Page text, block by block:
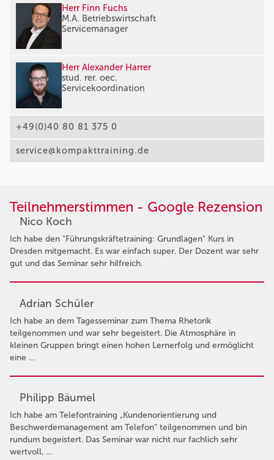
Herr Finn Fuchs
M.A. Betriebswirtschaft
Servicemanager
Herr Alexander Harrer
stud. rer. oec.
Servicekoordination
+49(0)40 80 81 375 0
service@kompakttraining.de
Teilnehmerstimmen - Google Rezension
Nico Koch
Ich habe den "Führungskräftetraining: Grundlagen" Kurs in
Dresden mitgemacht. Es war einfach super. Der Dozent war sehr
gut und das Seminar sehr hilfreich.
Adrian Schüler
Ich habe an dem Tagesseminar zum Thema Rhetorik
teilgenommen und war sehr begeistert. Die Atmosphäre in
kleinen Gruppen bringt einen hohen Lernerfolg und ermöglicht
eine …
Philipp Bäumel
Ich habe am Telefontraining „Kundenorientierung und
Beschwerdemanagement am Telefon“ teilgenommen und bin
rundum begeistert. Das Seminar war nicht nur fachlich sehr
wertvoll, …